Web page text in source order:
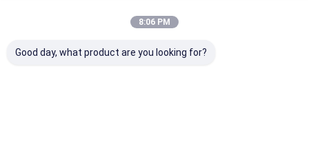
8:06 PM
Good day, what product are you looking for?